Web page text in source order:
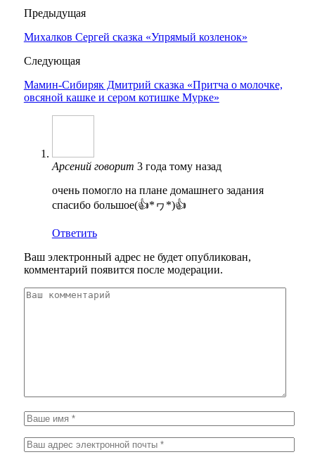
Предыдущая
Михалков Сергей сказка «Упрямый козленок»
Следующая
Мамин-Сибиряк Дмитрий сказка «Притча о молочке,
овсяной кашке и сером котишке Мурке»
Арсений говорит 3 года тому назад
очень помогло на плане домашнего задания
спасибо большое(👍*ヮ*)👍
Ответить
Ваш электронный адрес не будет опубликован,
комментарий появится после модерации.